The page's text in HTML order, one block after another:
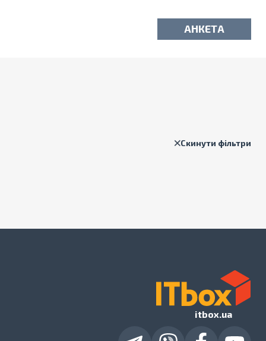
АНКЕТА
Скинути фільтри
itbox.ua